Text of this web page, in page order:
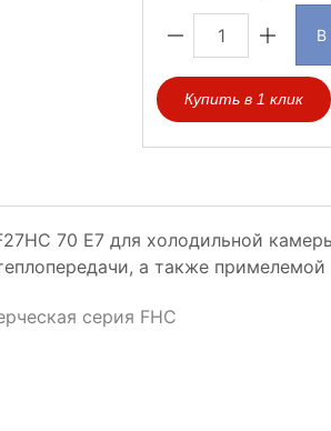
В
Купить в 1 клик
70 E7 для холодильной
а также примелемой
серия FHC